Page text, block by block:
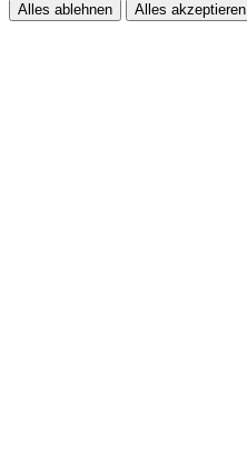
Alles ablehnen Alles akzeptieren